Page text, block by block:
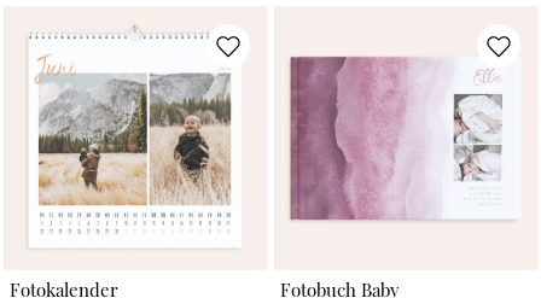
Fotokalender Fotobuch Baby